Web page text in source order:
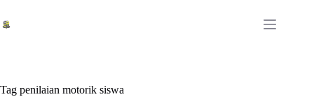
to
content
Tag penilaian motorik siswa